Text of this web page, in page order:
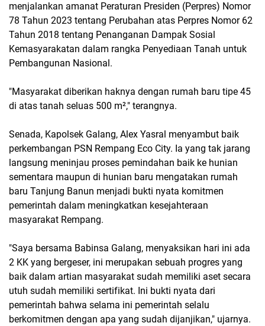
menjalankan amanat Peraturan Presiden (Perpres) Nomor
78 Tahun 2023 tentang Perubahan atas Perpres Nomor 62
Tahun 2018 tentang Penanganan Dampak Sosial
Kemasyarakatan dalam rangka Penyediaan Tanah untuk
Pembangunan Nasional.
"Masyarakat diberikan haknya dengan rumah baru tipe 45
di atas tanah seluas 500 m²," terangnya.
Senada, Kapolsek Galang, Alex Yasral menyambut baik
perkembangan PSN Rempang Eco City. Ia yang tak jarang
langsung meninjau proses pemindahan baik ke hunian
sementara maupun di hunian baru mengatakan rumah
baru Tanjung Banun menjadi bukti nyata komitmen
pemerintah dalam meningkatkan kesejahteraan
masyarakat Rempang.
"Saya bersama Babinsa Galang, menyaksikan hari ini ada
2 KK yang bergeser, ini merupakan sebuah progres yang
baik dalam artian masyarakat sudah memiliki aset secara
utuh sudah memiliki sertifikat. Ini bukti nyata dari
pemerintah bahwa selama ini pemerintah selalu
berkomitmen dengan apa yang sudah dijanjikan," ujarnya.